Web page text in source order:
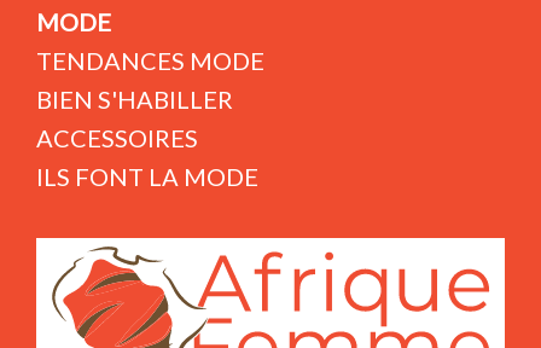
MODE
TENDANCES MODE
BIEN S'HABILLER
ACCESSOIRES
ILS FONT LA MODE